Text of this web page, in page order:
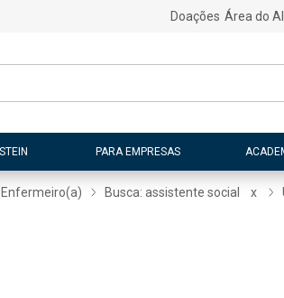
Doações Área do
PARA EMPRESAS
Enfermeiro(a) Busca: assistente social x